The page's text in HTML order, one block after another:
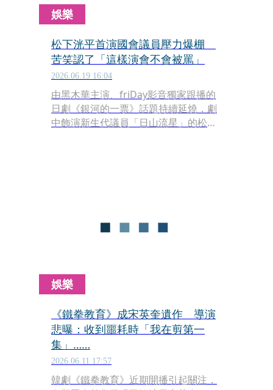
娛樂
松下洸平首演國會議員壓力爆棚
苦笑認了「這樣演會不會被罵」
2026.06.19 16:04
由黑木華主演、friDay影音獨家跟播的
日劇《銀河的一票》話題持續延燒，劇
中飾演新生代議員「日山流星」的松下
娛樂
《鐵拳教育》成宋英奎遺作 導演
悲曝：收到噩耗時「我在剪第一
集」……
2026.06.11 17:57
韓劇《鐵拳教育》近期開播引起關注，